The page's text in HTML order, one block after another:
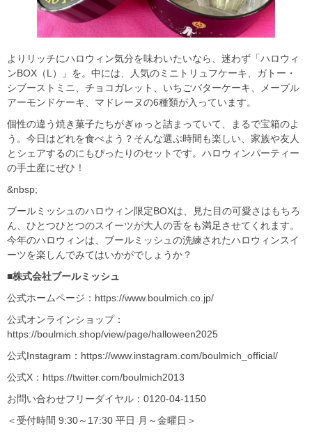
よりリッチにハロウィン気分を味わいたいなら、迷わず「ハロウィ
ンBOX（L）」を。中には、人気のミニトリュフケーキ、ガトー・
シブーストミニ、チョコガレット、いちごバターケーキ、メープル
アーモンドケーキ、マドレーヌの6種類が入っています。
個性の違う焼き菓子たちがぎゅっと詰まっていて、まるで宝箱のよ
う。今日はどれを食べよう？そんな選ぶ時間も楽しい、家族や友人
とシェアするのにもぴったりのセットです。ハロウィンパーティー
の手土産にぜひ！
&nbsp;
ブールミッシュのハロウィン限定BOXは、見た目の可愛さはもちろ
ん、ひとつひとつのスイーツが大人の舌をも満足させてくれます。
今年のハロウィンは、ブールミッシュの洗練されたハロウィンスイ
ーツを楽しんでみてはいかがでしょうか？
■株式会社ブールミッシュ
公式ホームページ：https://www.boulmich.co.jp/
公式オンラインショップ：
https://boulmich.shop/view/page/halloween2025
公式Instagram：https://www.instagram.com/boulmich_official/
公式X：https://twitter.com/boulmich2013
お問い合わせフリーダイヤル：0120-04-1150
＜受付時間 9:30～17:30 平日 月～金曜日＞